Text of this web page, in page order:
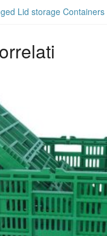
Lid storage Containers